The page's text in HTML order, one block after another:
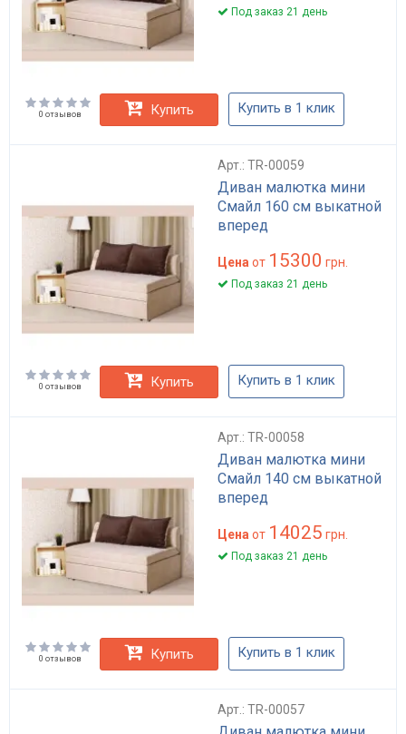
Под заказ 21 день
0 отзывов Купить Купить в 1 клик
Арт.: TR-00059
Диван малютка мини
Смайл 160 см выкатной
вперед
Цена от 15300 грн.
Под заказ 21 день
0 отзывов Купить Купить в 1 клик
Арт.: TR-00058
Диван малютка мини
Смайл 140 см выкатной
вперед
Цена от 14025 грн.
Под заказ 21 день
0 отзывов Купить Купить в 1 клик
Арт.: TR-00057